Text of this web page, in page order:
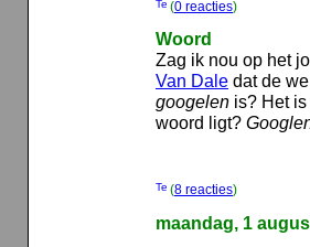
(0 reacties)
Woord
Zag ik nou op het
Van Dale dat de
googelen is? Het
woord ligt?
(8 reacties)
maandag, 1